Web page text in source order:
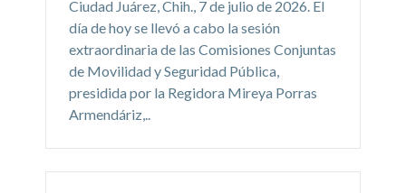
Ciudad Juárez, Chih., 7 de julio de 2026. El
día de hoy se llevó a cabo la sesión
extraordinaria de las Comisiones Conjuntas
de Movilidad y Seguridad Pública,
presidida por la Regidora Mireya Porras
Armendáriz,..